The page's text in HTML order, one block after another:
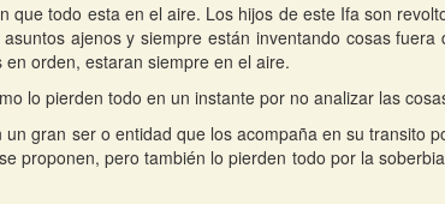
que todo esta en el aire. Los hijos de este Ifa son
ajenos y siempre están inventando cosas
orden, estaran siempre en el aire.
lo pierden todo en un instante por no analizar las
un gran ser o entidad que los acompaña en su transito
proponen, pero también lo pierden todo por la